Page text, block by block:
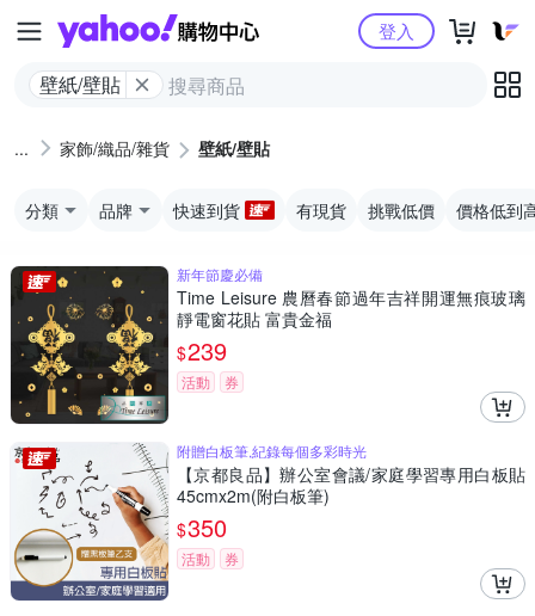
Yahoo購物中心
壁紙/壁貼
登入
家飾/織品/雜貨 壁紙/壁貼
分類 品牌 快速到貨 有現貨 挑戰低價 價格低到
新年節慶必備
Time Leisure 農曆春節過年吉祥開運無痕玻璃
靜電窗花貼 富貴金福
$239
活動 券
附贈白板筆,紀錄每個多彩時光
【京都良品】辦公室會議/家庭學習專用白板貼
45cmx2m(附白板筆)
$350
活動 券